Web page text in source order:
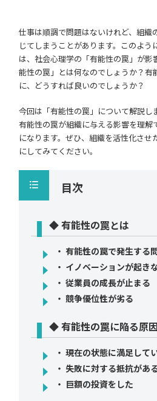
仕事は順調で問題はないけれど、組織
じてしまうことがあります。このよう
は、社会心理学の「有能性の罠」が影
能性の罠」とは何なのでしょうか？有
に、どうすれば良いのでしょうか？
今回は「有能性の罠」について解説し
有能性の罠が組織に与える影響を理解
になります。ぜひ、組織を活性化させ
にしてみてください。
目次
◆ 有能性の罠とは
・ 有能性の罠で発生する
・ イノベーションが起き
・ 従業員の成長が止まる
・ 競争優位性が劣る
◆ 有能性の罠に陥る原因
・ 現在の状態に満足して
・ 失敗に対する抵抗があ
・ 巨額の投資をした